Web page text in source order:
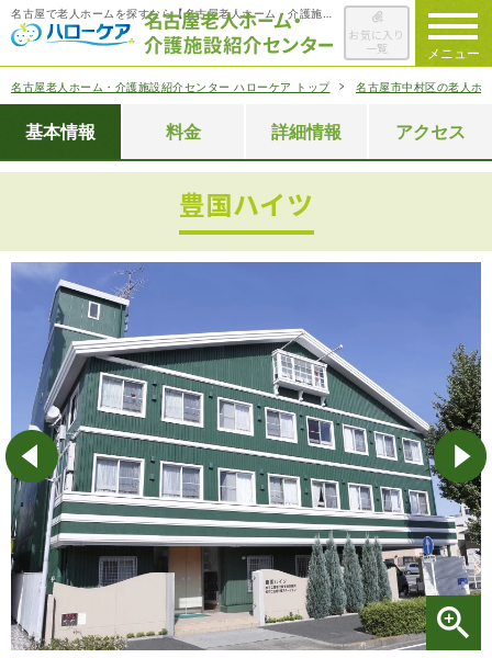
メニュー
お気に入り
一覧
ハローケアについて
老人ホームを 検索する
施設選びのポイント
ご入居までの流れ
会社概要
お役立ち情報一覧
施設特集一覧
ブログ一覧
名古屋老人ホーム・介護施設紹介センター ハローケア トップ 名古屋市中村区の老人ホ
基本情報 料金 詳細情報 アクセス
豊国ハイツ